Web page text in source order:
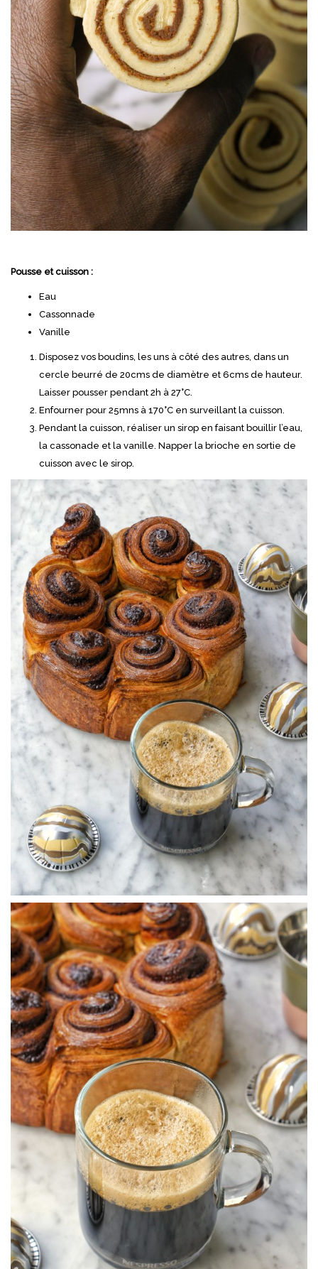
Pousse et cuisson :
Eau
Cassonnade
Vanille
Disposez vos boudins, les uns à côté des autres, dans un
cercle beurré de 20cms de diamètre et 6cms de hauteur.
Laisser pousser pendant 2h à 27°C.
Enfourner pour 25mns à 170°C en surveillant la cuisson.
Pendant la cuisson, réaliser un sirop en faisant bouillir l’eau,
la cassonade et la vanille. Napper la brioche en sortie de
cuisson avec le sirop.